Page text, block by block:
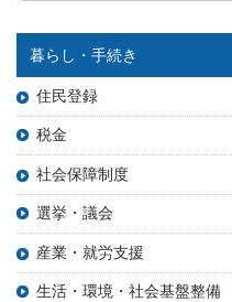
暮らし・手続き
住民登録
税金
社会保障制度
選挙・議会
産業・就労支援
生活・環境・社会基盤整備